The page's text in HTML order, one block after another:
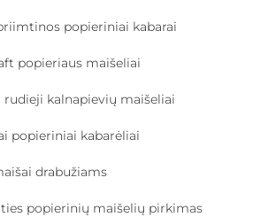
popieriniai kabarai
popieriaus maišeliai
rudieji kalnapievių maišeliai
popieriniai kabarėliai
drabužiams
popierinių maišelių pirkimas